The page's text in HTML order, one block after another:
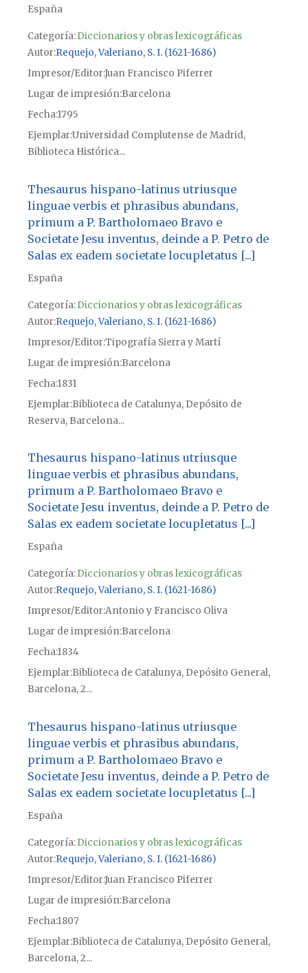
España
Categoría:Diccionarios y obras lexicográficas
Autor Requejo, Valeriano, S. I. (1621-1686)
Impresor/EditorJuan Francisco Piferrer
Lugar de impresiónBarcelona
Fecha1795
Ejemplar Universidad Complutense de Madrid,
Biblioteca Histórica...
Thesaurus hispano-latinus utriusque
linguae verbis et phrasibus abundans,
primum a P. Bartholomaeo Bravo e
Societate Jesu inventus, deinde a P. Petro de
Salas ex eadem societate locupletatus [...]
España
Categoría:Diccionarios y obras lexicográficas
Autor Requejo, Valeriano, S. I. (1621-1686)
Impresor/Editor Tipografía Sierra y Martí
Lugar de impresiónBarcelona
Fecha1831
Ejemplar Biblioteca de Catalunya, Depósito de
Reserva, Barcelona...
Thesaurus hispano-latinus utriusque
linguae verbis et phrasibus abundans,
primum a P. Bartholomaeo Bravo e
Societate Jesu inventus, deinde a P. Petro de
Salas ex eadem societate locupletatus [...]
España
Categoría:Diccionarios y obras lexicográficas
Autor Requejo, Valeriano, S. I. (1621-1686)
Impresor/Editor Antonio y Francisco Oliva
Lugar de impresiónBarcelona
Fecha1834
Ejemplar Biblioteca de Catalunya, Depósito General,
Barcelona, 2...
Thesaurus hispano-latinus utriusque
linguae verbis et phrasibus abundans,
primum a P. Bartholomaeo Bravo e
Societate Jesu inventus, deinde a P. Petro de
Salas ex eadem societate locupletatus [...]
España
Categoría:Diccionarios y obras lexicográficas
Autor Requejo, Valeriano, S. I. (1621-1686)
Impresor/EditorJuan Francisco Piferrer
Lugar de impresiónBarcelona
Fecha1807
Ejemplar Biblioteca de Catalunya, Depósito General,
Barcelona, 2...